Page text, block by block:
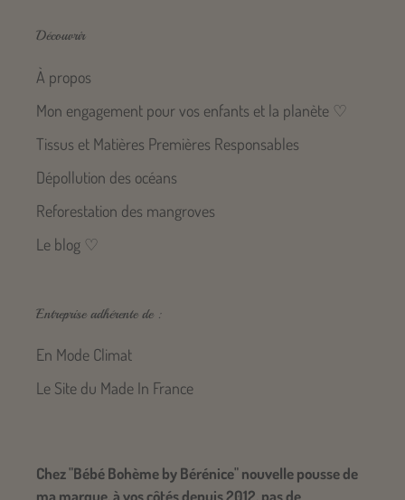
Découvrir
À propos
Mon engagement pour vos enfants et la planète ♡
Tissus et Matières Premières Responsables
Dépollution des océans
Reforestation des mangroves
Le blog ♡
Entreprise adhérente de :
En Mode Climat
Le Site du Made In France
Chez "Bébé Bohème by Bérénice" nouvelle pousse de
ma marque, à vos côtés depuis 2012, pas de